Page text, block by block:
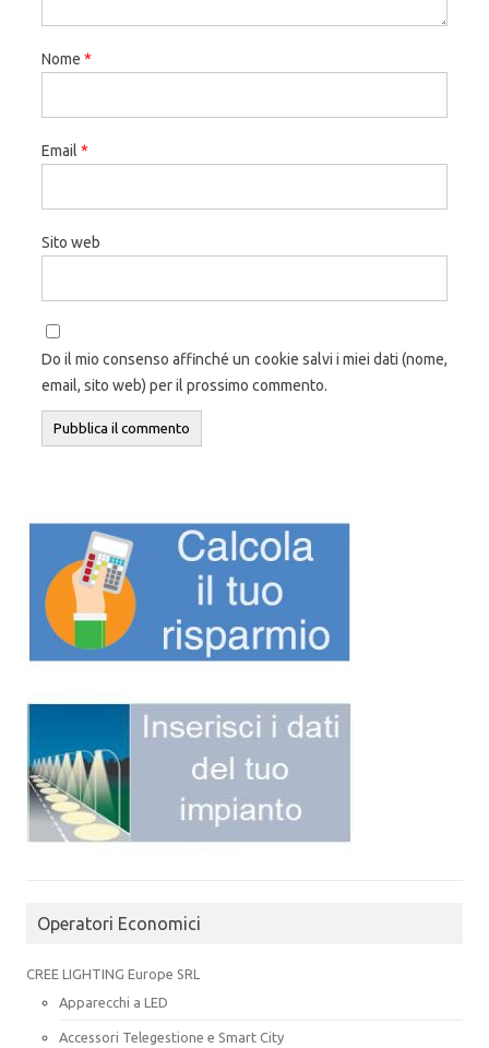
Nome *
Email *
Sito web
Do il mio consenso affinché un cookie salvi i miei dati (nome,
email, sito web) per il prossimo commento.
Operatori Economici
CREE LIGHTING Europe SRL
Apparecchi a LED
Accessori Telegestione e Smart City